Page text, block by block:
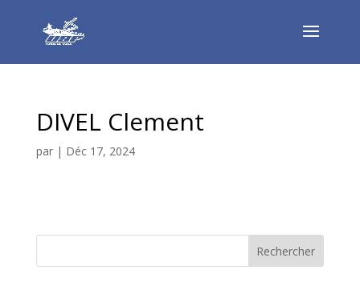
DIVEL Clement
par | Déc 17, 2024
Rechercher